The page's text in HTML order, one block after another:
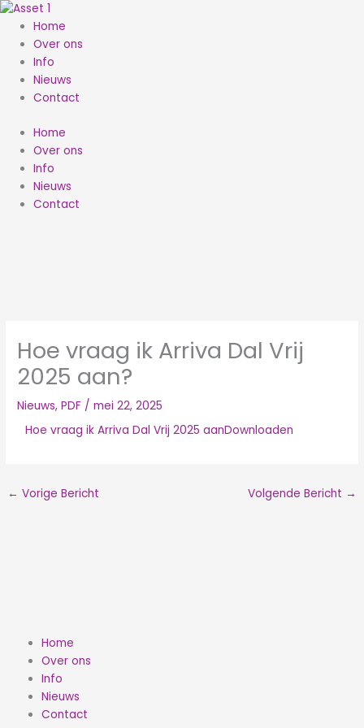
Ga
naar
inhoud
Home
Over ons
Info
Nieuws
Contact
Home
Over ons
Info
Nieuws
Contact
Hoe vraag ik Arriva Dal Vrij
2025 aan?
Nieuws,PDF /mei 22, 2025
Hoe vraag ik Arriva Dal Vrij 2025 aanDownloaden
← Vorige Bericht Volgende Bericht →
Home
Over ons
Info
Nieuws
Contact